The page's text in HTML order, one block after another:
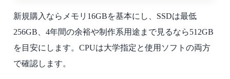
新規購入ならメモリ16GBを基本にし、SSDは最低
256GB、4年間の余裕や制作系用途まで見るなら512GB
を目安にします。CPUは大学指定と使用ソフトの両方
で確認します。